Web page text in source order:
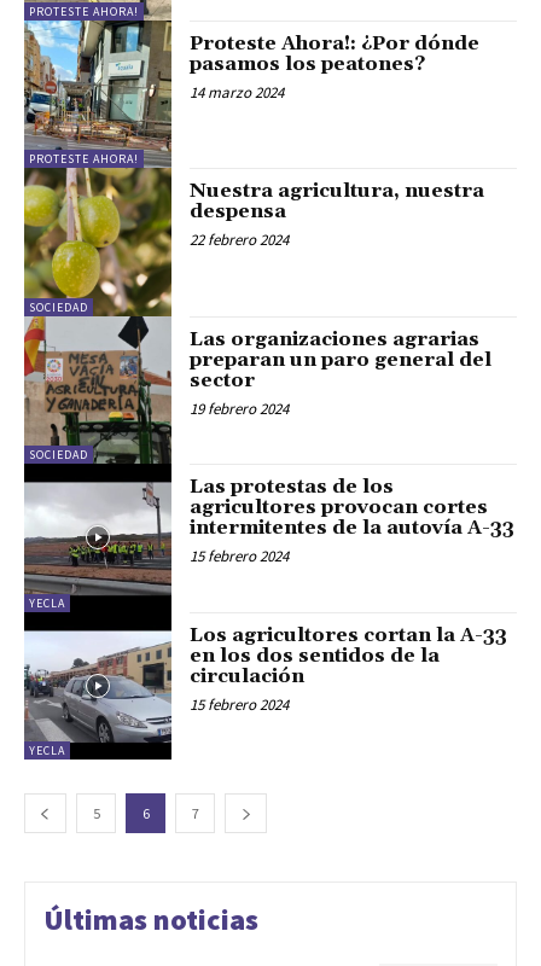
PROTESTE AHORA!
PROTESTE AHORA!
Proteste Ahora!: ¿Por dónde
pasamos los peatones?
14 marzo 2024
SOCIEDAD
Nuestra agricultura, nuestra
despensa
22 febrero 2024
SOCIEDAD
Las organizaciones agrarias
preparan un paro general del
sector
19 febrero 2024
YECLA
Las protestas de los
agricultores provocan cortes
intermitentes de la autovía A-33
15 febrero 2024
YECLA
Los agricultores cortan la A-33
en los dos sentidos de la
circulación
15 febrero 2024
5 6 7
Últimas noticias